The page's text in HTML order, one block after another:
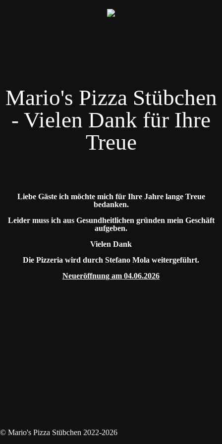
Mario's Pizza Stübchen
- Vielen Dank für Ihre
Treue
Liebe Gäste ich möchte mich für Ihre Jahre lange Treue
bedanken.
Leider muss ich aus Gesundheitlichen gründen mein Geschäft
aufgeben.
Vielen Dank
Die Pizzeria wird durch Stefano Mola weitergeführt.
Neueröffnung am 04.06.2026
© Mario's Pizza Stübchen 2022-2026